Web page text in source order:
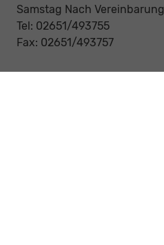
Samstag Nach Vereinbarung
Tel: 02651/493755
Fax: 02651/493757